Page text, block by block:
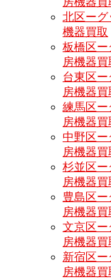
北区ーグ
機器買取
板橋区ー
房機器買
台東区
房機器買
練馬区ー
房機器買
中野区ー
房機器買
杉並区ー
房機器買
豊島区
房機器買
文京区ー
房機器買
新宿区
房機器買